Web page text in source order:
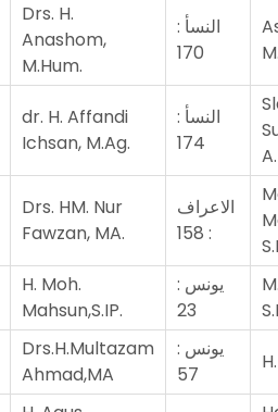
Drs. H.
Anashom,
M.Hum.
النسأ :
170
dr. H. Affandi
Ichsan, M.Ag.
النسأ :
174
Drs. HM. Nur
Fawzan, MA.
الاعراف
: 158
H. Moh.
Mahsun,S.IP.
يونس :
23
Drs.H.Multazam
Ahmad,MA
يونس :
57